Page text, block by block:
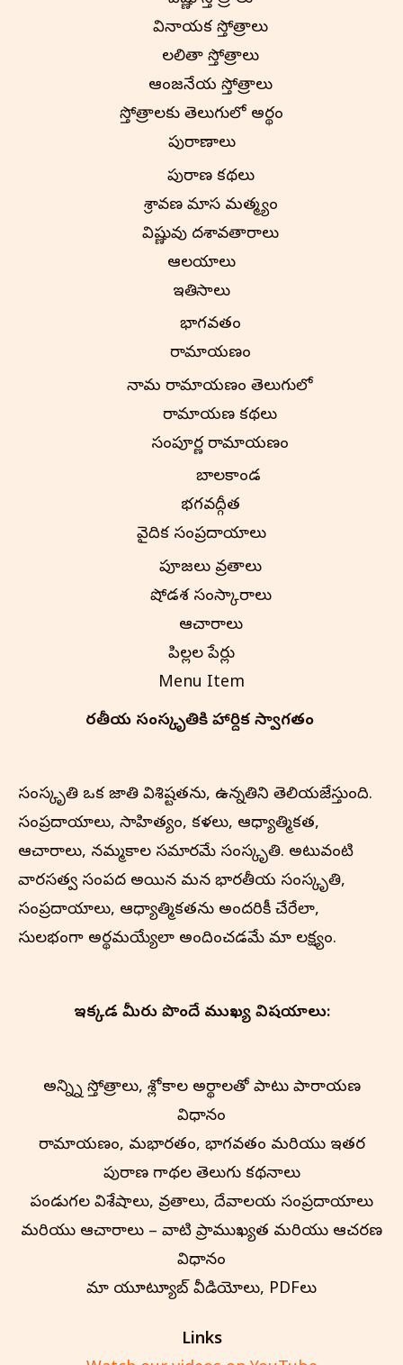
వినాయక స్తోత్రాలు
లలితా స్తోత్రాలు
ఆంజనేయ స్తోత్రాలు
స్తోత్రాలకు తెలుగులో అర్థం
పురాణాలు
పురాణ కథలు
శ్రావణ మాస మహాత్మ్యం
విష్ణువు దశావతారాలు
ఆలయాలు
ఇతిహాసాలు
భాగవతం
రామాయణం
నామ రామాయణం తెలుగులో
రామాయణ కథలు
సంపూర్ణ రామాయణం
బాలకాండ
భగవద్గీత
వైదిక సంప్రదాయాలు
పూజలు వ్రతాలు
షోడశ సంస్కారాలు
ఆచారాలు
పిల్లల పేర్లు
Menu Item
భారతీయ సంస్కృతి‌కి హార్దిక స్వాగతం
సంస్కృతి ఒక జాతి విశిష్టతను, ఉన్నతిని తెలియజేస్తుంది.
సంప్రదాయాలు, సాహిత్యం, కళలు, ఆధ్యాత్మికత,
ఆచారాలు, నమ్మకాల సమాహారమే సంస్కృతి. అటువంటి
వారసత్వ సంపద అయిన మన భారతీయ సంస్కృతి,
సంప్రదాయాలు, ఆధ్యాత్మికతను అందరికీ చేరేలా,
సులభంగా అర్థమయ్యేలా అందించడమే మా లక్ష్యం.
ఇక్కడ మీరు పొందే ముఖ్య విషయాలు:
అన్న్ని స్తోత్రాలు, శ్లోకాల అర్థాలతో పాటు పారాయణ
విధానం
రామాయణం, మహాభారతం, భాగవతం మరియు ఇతర
పురాణ గాథల తెలుగు కథనాలు
పండుగల విశేషాలు, వ్రతాలు, దేవాలయ సంప్రదాయాలు
మరియు ఆచారాలు – వాటి ప్రాముఖ్యత మరియు ఆచరణ
విధానం
మా యూట్యూబ్ వీడియోలు, PDFలు
Links